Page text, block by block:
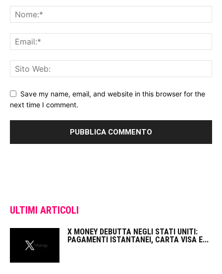
Save my name, email, and website in this browser for the
next time I comment.
ULTIMI ARTICOLI
X MONEY DEBUTTA NEGLI STATI UNITI:
PAGAMENTI ISTANTANEI, CARTA VISA E...